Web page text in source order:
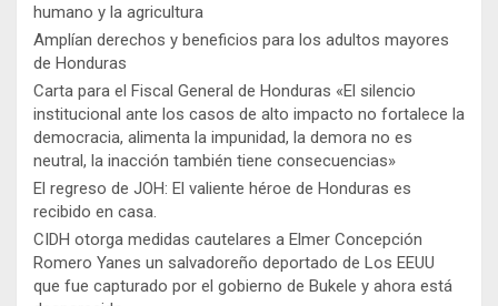
humano y la agricultura
Amplían derechos y beneficios para los adultos mayores
de Honduras
Carta para el Fiscal General de Honduras «El silencio
institucional ante los casos de alto impacto no fortalece la
democracia, alimenta la impunidad, la demora no es
neutral, la inacción también tiene consecuencias»
El regreso de JOH: El valiente héroe de Honduras es
recibido en casa.
CIDH otorga medidas cautelares a Elmer Concepción
Romero Yanes un salvadoreño deportado de Los EEUU
que fue capturado por el gobierno de Bukele y ahora está